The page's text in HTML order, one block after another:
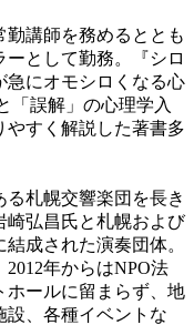
講師を務めるととも
として勤務。『シロ
にオモシロくなる心
「誤解」の心理学入
やすく解説した著書多
札幌交響楽団を長き
崎弘昌氏と札幌および
成された演奏団体。
年からはNPO法
ホールに留まらず、地
設、各種イベントな